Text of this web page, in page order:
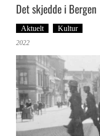
Det skjedde i Bergen
Aktuelt Kultur
2022